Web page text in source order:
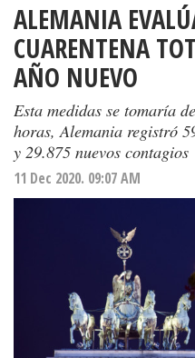
ALEMANIA
CUARENTENA
AÑO NUEVO
Esta medidas se tomaría
horas, Alemania registró
y 29.875 nuevos contagios
11 Dec 2020. 09:07 AM